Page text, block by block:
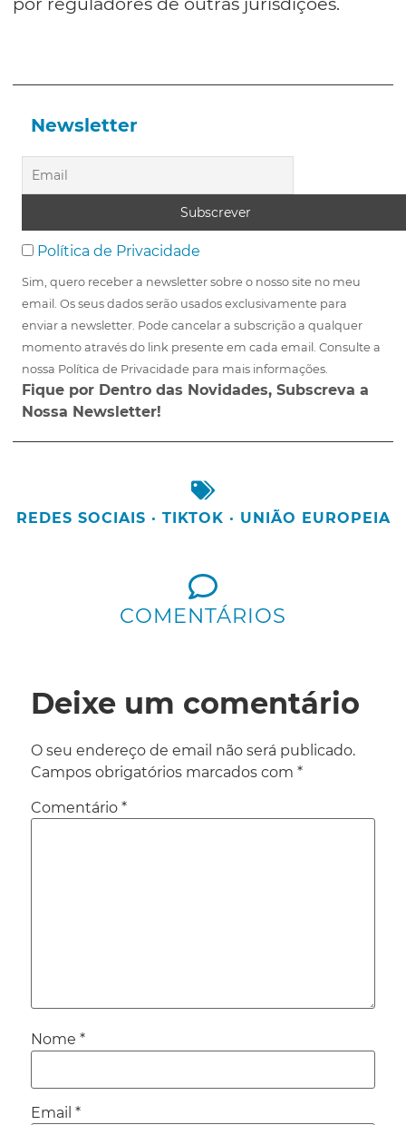
Newsletter
Política de Privacidade
Sim, quero receber a newsletter sobre o nosso site no meu
email. Os seus dados serão usados exclusivamente para
enviar a newsletter. Pode cancelar a subscrição a qualquer
momento através do link presente em cada email. Consulte a
nossa Política de Privacidade para mais informações.
Fique por Dentro das Novidades, Subscreva a
Nossa Newsletter!
REDES SOCIAIS · TIKTOK · UNIÃO EUROPEIA
COMENTÁRIOS
Deixe um comentário
O seu endereço de email não será publicado.
Campos obrigatórios marcados com *
Comentário *
Nome *
Email *